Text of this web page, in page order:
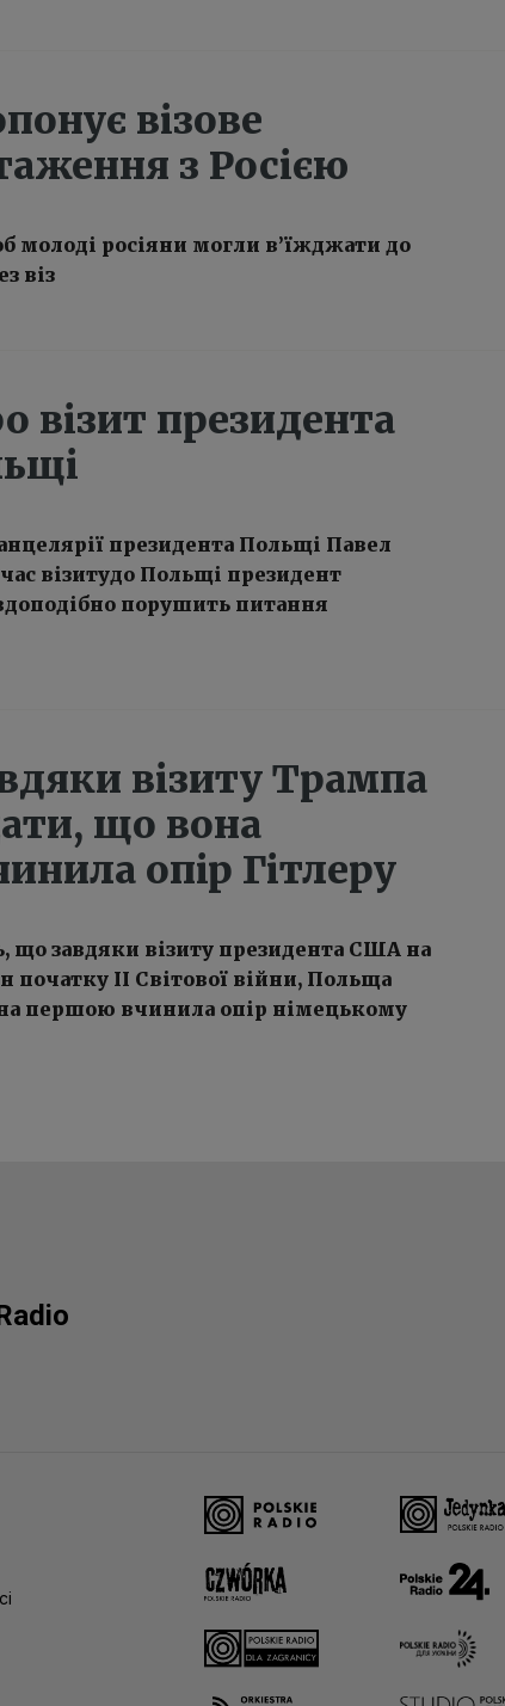
візове
з Росією
молоді росіяни могли в’їжджати до
віз
візит президента
президента Польщі Павел
візитудо Польщі президент
порушить питання
візиту Трампа
що вона
опір Гітлеру
що завдяки візиту президента США на
початку ІІ Світової війни, Польща
першою вчинила опір німецькому